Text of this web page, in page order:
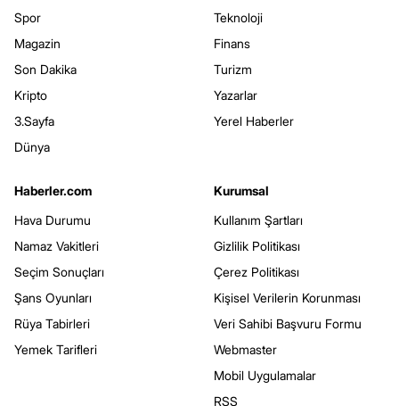
Spor
Magazin
Son Dakika
Kripto
3.Sayfa
Dünya
Teknoloji
Finans
Turizm
Yazarlar
Yerel Haberler
Haberler.com
Hava Durumu
Namaz Vakitleri
Seçim Sonuçları
Şans Oyunları
Rüya Tabirleri
Yemek Tarifleri
Kurumsal
Kullanım Şartları
Gizlilik Politikası
Çerez Politikası
Kişisel Verilerin Korunması
Veri Sahibi Başvuru Formu
Webmaster
Mobil Uygulamalar
RSS